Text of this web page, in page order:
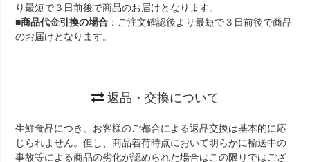
り最短で３日前後で商品のお届けとなります。
■商品代金引換の場合 ：ご注文確認後より最短で３日前後で商品
のお届けとなります。
返品・交換について
生鮮食品につき、お客様のご都合による返品交換は基本的に応
じられません。但し、商品着荷時点において明らかに輸送中の
事故等による商品の劣化が認められた場合はこの限りではござ